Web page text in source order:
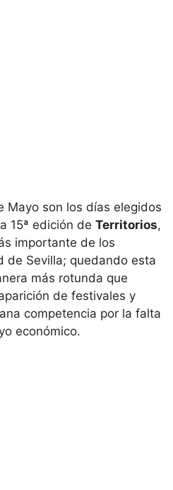
Mayo son los días elegidos
15ª edición de Territorios,
importante de los
de Sevilla; quedando esta
más rotunda que
de festivales y
competencia por la falta
económico.